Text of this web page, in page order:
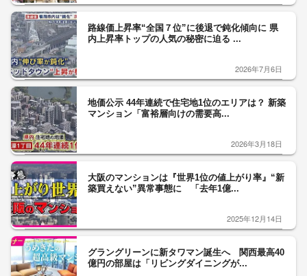
路線価上昇率“全国７位”に後退で鈍化傾向に 県
内上昇率トップの人気の秘密に迫る ...
2026年7月6日
地価公示 44年連続で住宅地1位のエリアは？ 新築
マンション「富裕層向けの需要高...
2026年3月18日
大阪のマンションは『世界1位の値上がり率』“新
築買えない”異常事態に 「去年1億...
2025年12月14日
グラングリーンに新タワマン誕生へ 関西最高40
億円の部屋は「リビングダイニングが...